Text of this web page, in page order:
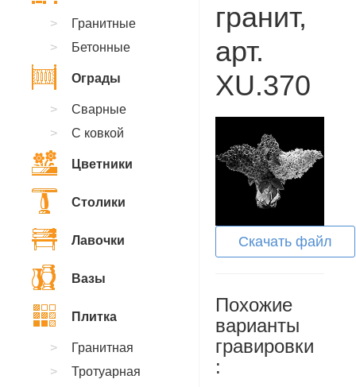
гранит,
арт.
XU.370
Скачать файл
Похожие
варианты
гравировки
:
Гранитные
Бетонные
Ограды
Сварные
С ковкой
Цветники
Столики
Лавочки
Вазы
Плитка
Гранитная
Тротуарная